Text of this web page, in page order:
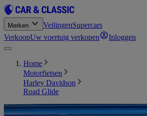
Merken VeilingenSupercars
VerkoopUw voertuig verkopen Inloggen
Home
Motorfietsen
Harley Davidson
Road Glide